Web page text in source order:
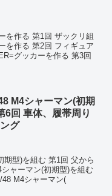
を作る 第1回 ザックリ組
を作る 第2回 フィギュア
グッカーを作る 第3回
M4シャーマン(初期
6回 車体、履帯周り
グ
期型)を組む 第1回 父から
ャーマン(初期型)を組む
M4シャーマン(